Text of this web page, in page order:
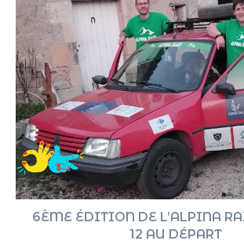
6ÈME ÉDITION DE L’ALPINA
12 AU DÉPART